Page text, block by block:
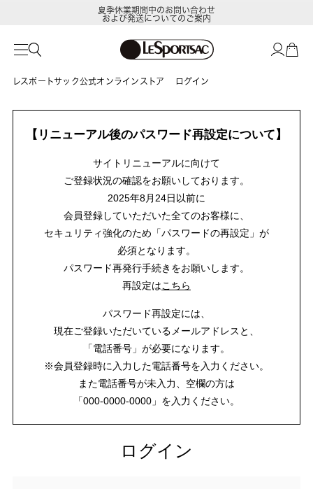
夏季休業期間中のお問い合わせ
および発送についてのご案内
レスポートサック公式オンラインストア ログイン
【リニューアル後のパスワード再設定について】
サイトリニューアルに向けて
ご登録状況の確認をお願いしております。
2025年8月24日以前に
会員登録していただいた全てのお客様に、
セキュリティ強化のため「パスワードの再設定」が
必須となります。
パスワード再発行手続きをお願いします。
再設定はこちら
パスワード再設定には、
現在ご登録いただいているメールアドレスと、
「電話番号」が必要になります。
※会員登録時に入力した電話番号を入力ください。
また電話番号が未入力、空欄の方は
「000-0000-0000」を入力ください。
ログイン